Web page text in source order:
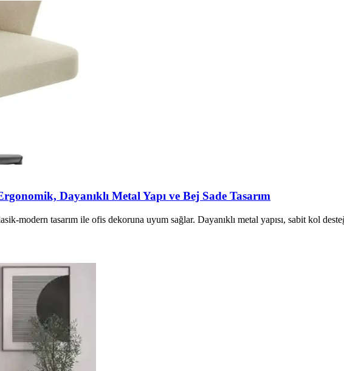
Dayanıklı Metal Yapı ve Bej Sade Tasarım
tasarım ile ofis dekoruna uyum sağlar. Dayanıklı metal yapısı, sabit kol